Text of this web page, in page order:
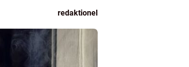
redaktionel